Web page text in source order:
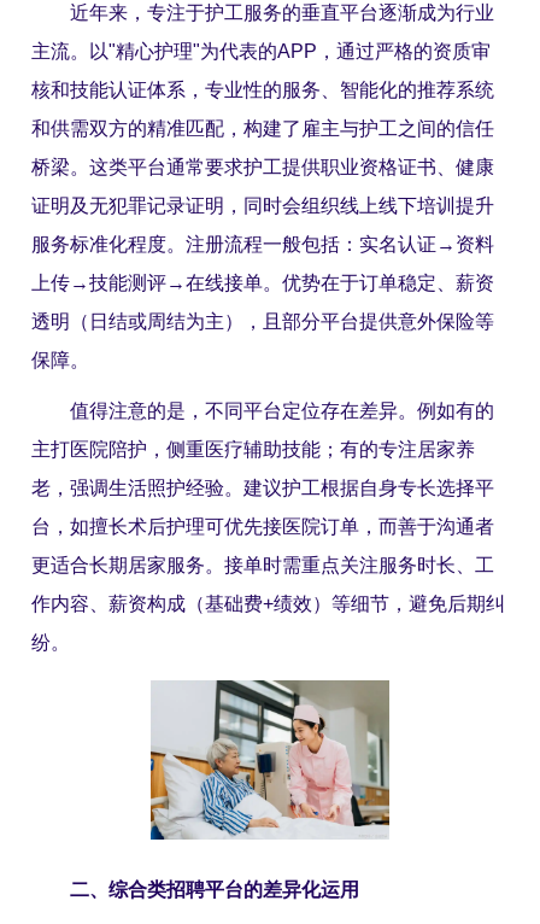
近年来，专注于护工服务的垂直平台逐渐成为行业
主流。以"精心护理"为代表的APP，通过严格的资质审
核和技能认证体系，专业性的服务、智能化的推荐系统
和供需双方的精准匹配，构建了雇主与护工之间的信任
桥梁。这类平台通常要求护工提供职业资格证书、健康
证明及无犯罪记录证明，同时会组织线上线下培训提升
服务标准化程度。注册流程一般包括：实名认证→资料
上传→技能测评→在线接单。优势在于订单稳定、薪资
透明（日结或周结为主），且部分平台提供意外保险等
保障。
值得注意的是，不同平台定位存在差异。例如有的
主打医院陪护，侧重医疗辅助技能；有的专注居家养
老，强调生活照护经验。建议护工根据自身专长选择平
台，如擅长术后护理可优先接医院订单，而善于沟通者
更适合长期居家服务。接单时需重点关注服务时长、工
作内容、薪资构成（基础费+绩效）等细节，避免后期纠
纷。
二、综合类招聘平台的差异化运用